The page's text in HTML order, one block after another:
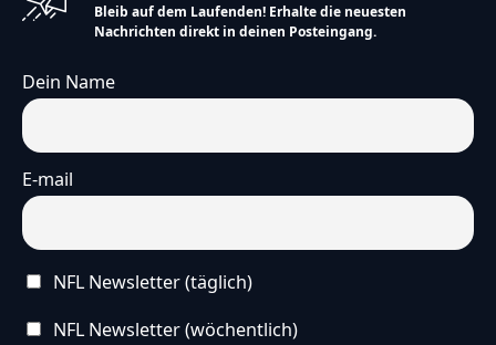
Bleib auf dem Laufenden! Erhalte die neuesten
Nachrichten direkt in deinen Posteingang.
Dein Name
E-mail
NFL Newsletter (täglich)
NFL Newsletter (wöchentlich)